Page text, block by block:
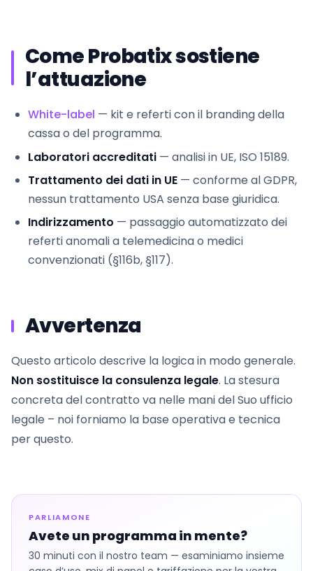
Come Probatix sostiene
l’attuazione
White-label — kit e referti con il branding della
cassa o del programma.
Laboratori accreditati — analisi in UE, ISO 15189.
Trattamento dei dati in UE — conforme al GDPR,
nessun trattamento USA senza base giuridica.
Indirizzamento — passaggio automatizzato dei
referti anomali a telemedicina o medici
convenzionati (§116b, §117).
Avvertenza
Questo articolo descrive la logica in modo generale.
Non sostituisce la consulenza legale. La stesura
concreta del contratto va nelle mani del Suo ufficio
legale – noi forniamo la base operativa e tecnica
per questo.
PARLIAMONE
Avete un programma in mente?
30 minuti con il nostro team — esaminiamo insieme